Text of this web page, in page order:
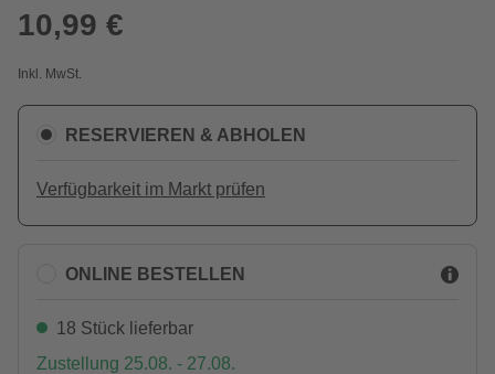
10,99 €
Inkl. MwSt.
RESERVIEREN & ABHOLEN
Verfügbarkeit im Markt prüfen
ONLINE BESTELLEN
18 Stück lieferbar
Zustellung 25.08. - 27.08.